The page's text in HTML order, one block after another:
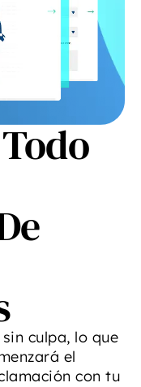
culpa, lo que
el
con tu